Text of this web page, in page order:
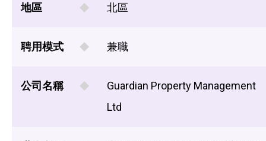
地區 北區
聘用模式 兼職
公司名稱
Guardian Property Management
Ltd